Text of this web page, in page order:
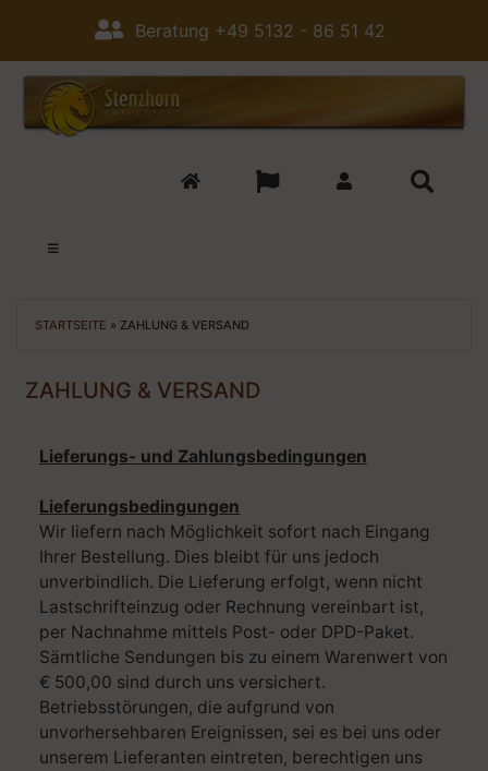
Beratung +49 5132 - 86 51 42
STARTSEITE » ZAHLUNG & VERSAND
ZAHLUNG & VERSAND
Lieferungs- und Zahlungsbedingungen
Lieferungsbedingungen
Wir liefern nach Möglichkeit sofort nach Eingang
Ihrer Bestellung. Dies bleibt für uns jedoch
unverbindlich. Die Lieferung erfolgt, wenn nicht
Lastschrifteinzug oder Rechnung vereinbart ist,
per Nachnahme mittels Post- oder DPD-Paket.
Sämtliche Sendungen bis zu einem Warenwert von
€ 500,00 sind durch uns versichert.
Betriebsstörungen, die aufgrund von
unvorhersehbaren Ereignissen, sei es bei uns oder
unserem Lieferanten eintreten, berechtigen uns